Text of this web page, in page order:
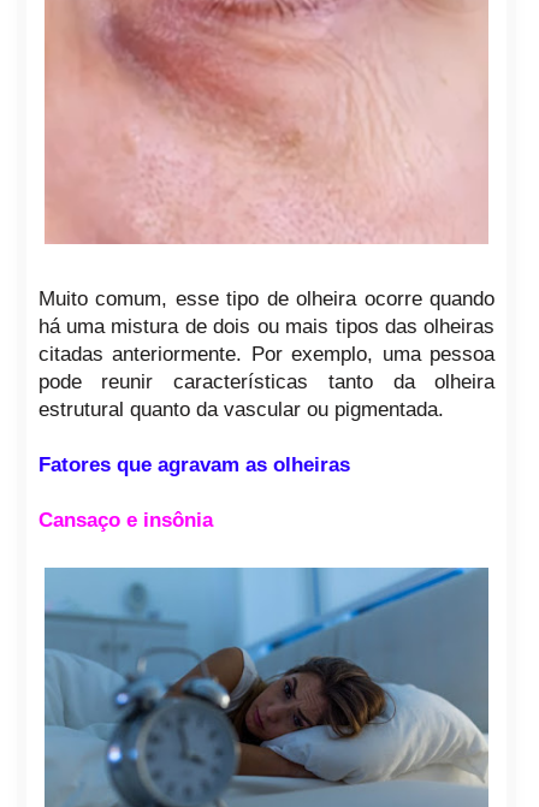
Muito comum, esse tipo de olheira ocorre quando
há uma mistura de dois ou mais tipos das olheiras
citadas anteriormente. Por exemplo, uma pessoa
pode reunir características tanto da olheira
estrutural quanto da vascular ou pigmentada.
Fatores que agravam as olheiras
Cansaço e insônia